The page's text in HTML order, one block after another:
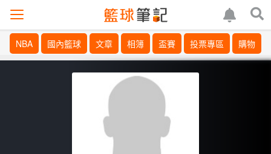
NBA 國內籃球 文章 相簿 盃賽 投票專區 購物